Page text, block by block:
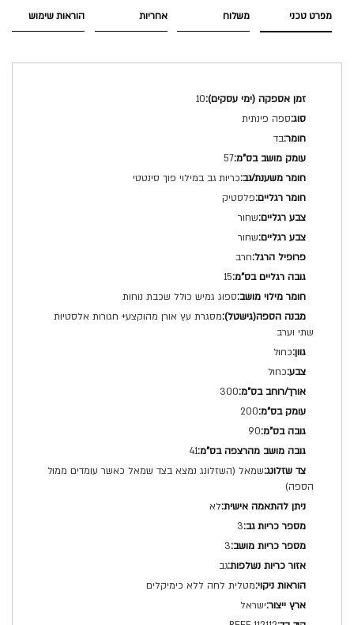
מפרט טכני
מפרט
טכני
10
ספה פינתית
בד
57
כריות גב במילוי פוך סינטטי
פלסטיק
שחור
שחור
חרב
15
ספוג גמיש כולל שכבת נוחות
מסגרת עץ אורן מהוקצע+ חגורות אלסטיות
שתי וערב
כחול
כחול
300
200
90
41
שמאל (השזלונג נמצא בצד שמאל כאשר עומדים ממול
הספה)
לא
3
3
גב
מטלית לחה ללא כימיקלים
ישראל
משלוח אחריות הוראות שימוש